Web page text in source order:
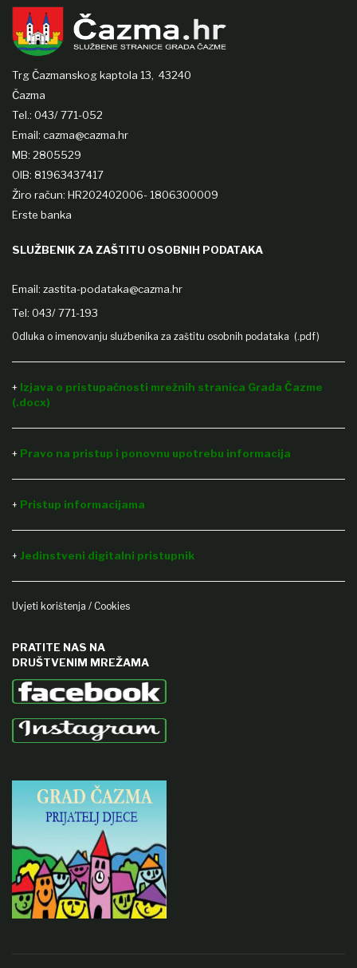
Trg Čazmanskog kaptola 13, 43240
Čazma
Tel.: 043/ 771-052
Email: cazma@cazma.hr
MB: 2805529
OIB: 81963437417
Žiro račun: HR202402006- 1806300009
Erste banka
SLUŽBENIK ZA ZAŠTITU OSOBNIH PODATAKA
Email: zastita-podataka@cazma.hr
Tel: 043/ 771-193
Odluka o imenovanju službenika za zaštitu osobnih podataka (.pdf)
+ Izjava o pristupačnosti mrežnih stranica Grada Čazme
(.docx)
+ Pravo na pristup i ponovnu upotrebu informacija
+ Pristup informacijama
+ Jedinstveni digitalni pristupnik
Uvjeti korištenja / Cookies
PRATITE NAS NA
DRUŠTVENIM MREŽAMA